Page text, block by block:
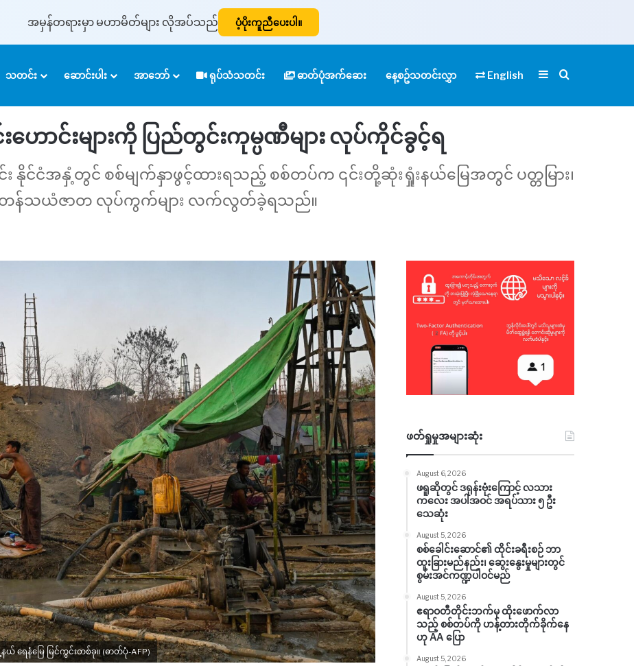
အမှန်တရားမှာ မဟာမိတ်များ လိုအပ်သည် ပံ့ပိုးကူညီပေးပါ။
သတင်း ဆောင်းပါး အာဘော် ရုပ်သံသတင်း ဓာတ်ပုံအက်ဆေး နေ့စဥ်သတင်းလွှာ English SidebarSearch for
ကို ပြည်တွင်းကုမ္ပဏီများ လုပ်ကိုင်ခွင့်ရ
ဟောင်းများကို ပြည်တွင်းကုမ္ပဏီများ လုပ်ကိုင်ခွင့်ရ
င်ငံအနှံ့တွင် စစ်မျက်နှာဖွင့်ထားရသည့် စစ်တပ်က ၎င်းတို့ဆုံးရှုံးနယ်မြေအတွင် ပတ္တမြား၊
တန်သယံဇာတ လုပ်ကွက်များ လက်လွတ်ခဲ့ရသည်။
ရေနံမြေ မြင်ကွင်းတစ်ခု။ (ဓာတ်ပုံ-AFP)
ဖတ်ရှုမှုအများဆုံး
August 6, 2026
ဖရူဆိုတွင် ဒရုန်းဗုံးကြောင့် လသား
ကလေး အပါအဝင် အရပ်သား ၅ ဦး
သေဆုံး
August 5, 2026
စစ်ခေါင်းဆောင်၏ ထိုင်းခရီးစဉ် ဘာ
ထူးခြားမည်နည်း၊ ဆွေးနွေးမှုများတွင်
စွမ်းအင်ကဏ္ဍပါဝင်မည်
August 5, 2026
ဧရာဝတီတိုင်းဘက်မှ ထိုးဖောက်လာ
သည့် စစ်တပ်ကို ဟန့်တားတိုက်ခိုက်နေ
ဟု AA ပြော
August 5, 2026